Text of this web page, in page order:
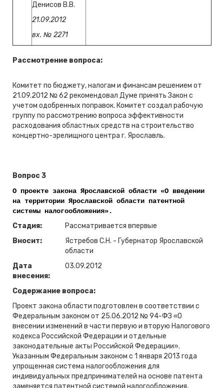
Денисов В.В.
21.09.2012
вх. № 2271
Рассмотрение вопроса:
Комитет по бюджету, налогам и финансам решением от
21.09.2012 № 62 рекомендовал Думе принять Закон с
учетом одобренных поправок. Комитет создал рабочую
группу по рассмотрению вопроса эффективности
расходования областных средств на строительство
концертно-зрелищного центра г. Ярославль.
Вопрос 3
О проекте закона Ярославской области «О введении
на территории Ярославской области патентной
системы налогообложения».
Стадия:
Рассматривается впервые
Вносит:
Ястребов С.Н. - Губернатор Ярославской
области
Дата
внесения:
03.09.2012
Содержание вопроса:
Проект закона области подготовлен в соответствии с
Федеральным законом от 25.06.2012 № 94-ФЗ «О
внесении изменений в части первую и вторую Налогового
кодекса Российской Федерации и отдельные
законодательные акты Российской Федерации».
Указанным Федеральным законом с 1 января 2013 года
упрощенная система налогообложения для
индивидуальных предпринимателей на основе патента